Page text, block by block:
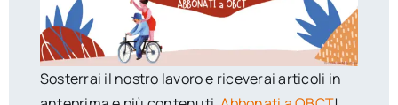
Sosterrai il nostro lavoro e riceverai articoli in